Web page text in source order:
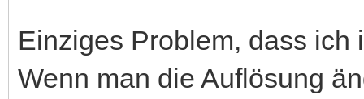
Einziges Problem, dass
Wenn man die Auflösung